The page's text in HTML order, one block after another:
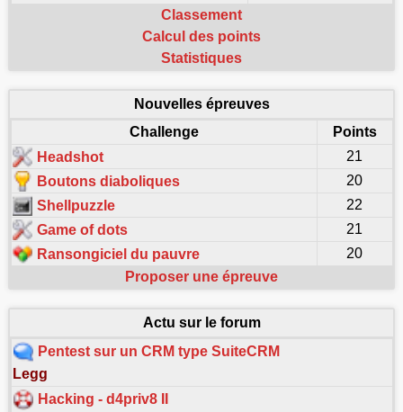
Classement
Calcul des points
Statistiques
Nouvelles épreuves
Challenge
Points
Headshot
21
Boutons diaboliques
20
Shellpuzzle
22
Game of dots
21
Ransongiciel du pauvre
20
Proposer une épreuve
Actu sur le forum
Pentest sur un CRM type SuiteCRM
Legg
Hacking - d4priv8 II